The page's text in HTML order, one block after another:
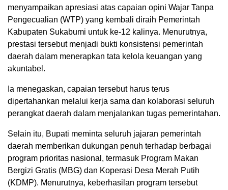
menyampaikan apresiasi atas capaian opini Wajar Tanpa
Pengecualian (WTP) yang kembali diraih Pemerintah
Kabupaten Sukabumi untuk ke-12 kalinya. Menurutnya,
prestasi tersebut menjadi bukti konsistensi pemerintah
daerah dalam menerapkan tata kelola keuangan yang
akuntabel.
Ia menegaskan, capaian tersebut harus terus
dipertahankan melalui kerja sama dan kolaborasi seluruh
perangkat daerah dalam menjalankan tugas pemerintahan.
Selain itu, Bupati meminta seluruh jajaran pemerintah
daerah memberikan dukungan penuh terhadap berbagai
program prioritas nasional, termasuk Program Makan
Bergizi Gratis (MBG) dan Koperasi Desa Merah Putih
(KDMP). Menurutnya, keberhasilan program tersebut